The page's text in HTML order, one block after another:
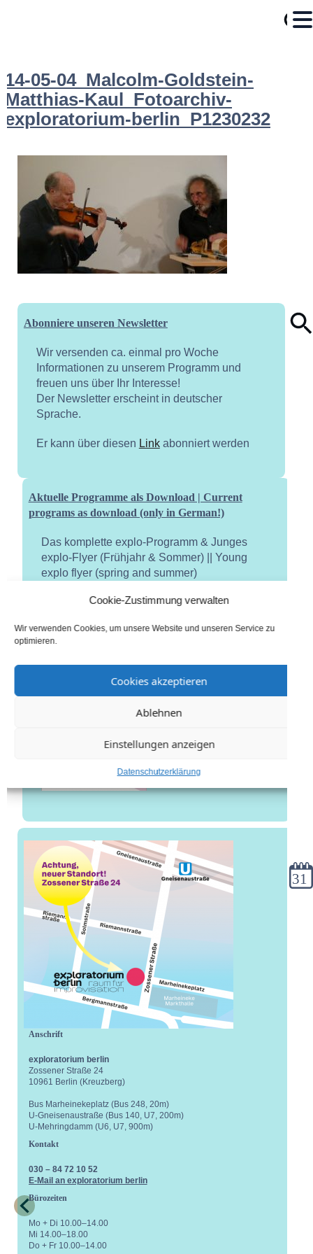
Cookie-Zustimmung verwalten
Wir verwenden Cookies, um unsere Website und unseren Service zu
optimieren.
Cookies akzeptieren
Ablehnen
Einstellungen anzeigen
Datenschutzerklärung
14-05-04_Malcolm-Goldstein-
Matthias-Kaul_Fotoarchiv-
exploratorium-berlin_P1230232
Abonniere unseren Newsletter
Wir versenden ca. einmal pro Woche
Informationen zu unserem Programm und
freuen uns über Ihr Interesse!
Der Newsletter erscheint in deutscher
Sprache.
Er kann über diesen Linkabonniert werden
Aktuelle Programme als Download | Current
programs as download (only in German!)
Das komplette explo-Programm & Junges
explo-Flyer (Frühjahr & Sommer) || Young
explo flyer (spring and summer)
Anschrift
exploratorium berlin
Zossener Straße 24
10961 Berlin (Kreuzberg)
Bus Marheinekeplatz (Bus 248, 20m)
U-Gneisenaustraße (Bus 140, U7, 200m)
U-Mehringdamm (U6, U7, 900m)
Kontakt
030 – 84 72 10 52
E-Mail an exploratorium berlin
Bürozeiten
Mo + Di 10.00–14.00
Mi 14.00–18.00
Do + Fr 10.00–14.00